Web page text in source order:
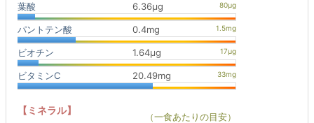
葉酸 6.36μg
パントテン酸 0.4mg
ビオチン 1.64μg
ビタミンC 20.49mg
【ミネラル】
（一食あたりの目安）